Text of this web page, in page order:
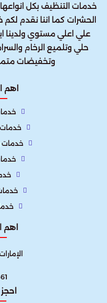
خدمات التنظيف بكل
الحشرات كما اننا نقدم
علي اعلي مستوي ولدينا
حلي وتلميع الرخام
وتخفيضات
اهم
خدمات
خدمات
اهم